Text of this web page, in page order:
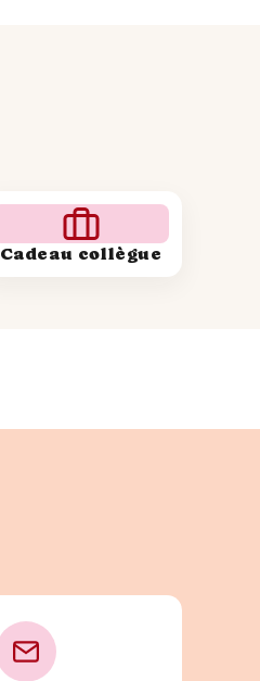
Cadeau collègue